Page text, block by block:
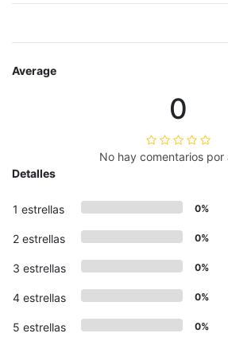
Average
0
No hay comentarios por
Detalles
1 estrellas 0%
2 estrellas 0%
3 estrellas 0%
4 estrellas 0%
5 estrellas 0%